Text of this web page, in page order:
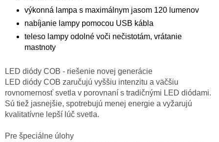
výkonná lampa s maximálnym jasom 120 lumenov
nabíjanie lampy pomocou USB kábla
teleso lampy odolné voči nečistotám, vrátanie
mastnoty
LED diódy COB - riešenie novej generácie
LED diódy COB zaručujú vyššiu intenzitu a väčšiu
rovnomernosť svetla v porovnaní s tradičnými LED diódami.
Sú tiež jasnejšie, spotrebujú menej energie a vyžarujú
kvalitatívne lepší lúč svetla.
Pre špeciálne úlohy